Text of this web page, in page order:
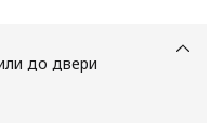
до двери